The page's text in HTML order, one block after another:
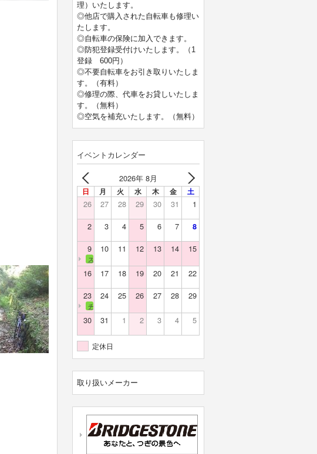
理）いたします。
◎他店で購入された自転車も修理い
たします。
◎自転車の保険に加入できます。
◎防犯登録受付けいたします。（1
登録 600円）
◎不要自転車をお引き取りいたしま
す。（有料）
◎修理の際、代車をお貸しいたしま
す。（無料）
◎空気を補充いたします。（無料）
イベントカレンダー
2026年 8月
日 月 火 水 木 金 土
26 27 28 29 30 31
1
2
3 4 5 6 7 8
9 10 11 12 13 14 15
スカイバレー
16 17 18 19 20 21
22
23
24 25 26 27 28 29
チェリーランド
30 31 1 2 3 4 5
定休日
取り扱いメーカー